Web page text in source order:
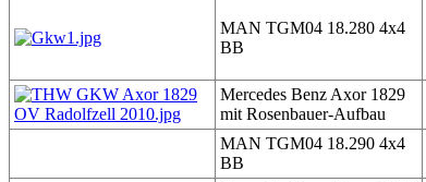
MAN TGM04 18.280 4x4
BB
Mercedes Benz Axor 1829
mit Rosenbauer-Aufbau
MAN TGM04 18.290 4x4
BB